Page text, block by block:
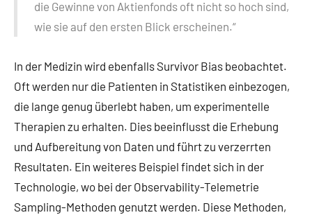
die Gewinne von Aktienfonds oft nicht so hoch sind,
wie sie auf den ersten Blick erscheinen.“
In der Medizin wird ebenfalls Survivor Bias beobachtet.
Oft werden nur die Patienten in Statistiken einbezogen,
die lange genug überlebt haben, um experimentelle
Therapien zu erhalten. Dies beeinflusst die Erhebung
und Aufbereitung von Daten und führt zu verzerrten
Resultaten. Ein weiteres Beispiel findet sich in der
Technologie, wo bei der Observability-Telemetrie
Sampling-Methoden genutzt werden. Diese Methoden,